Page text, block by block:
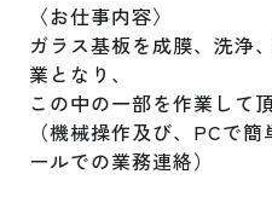
〈お仕事内容〉
ガラス基板を成膜、洗浄
業となり、
この中の一部を作業して
（機械操作及び、PCで
ールでの業務連絡）